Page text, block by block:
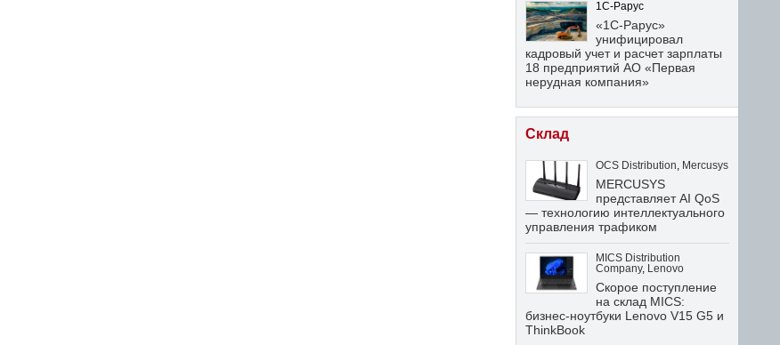
1С-Рарус
«1С-Рарус»
унифицировал
кадровый учет и расчет зарплаты
18 предприятий АО «Первая
нерудная компания»
Склад
OCS Distribution Mercusys
MERCUSYS
представляет AI QoS
— технологию интеллектуального
управления трафиком
MICS Distribution
Company, Lenovo
Скорое поступление
на склад MICS:
бизнес-ноутбуки Lenovo V15 G5 и
ThinkBook